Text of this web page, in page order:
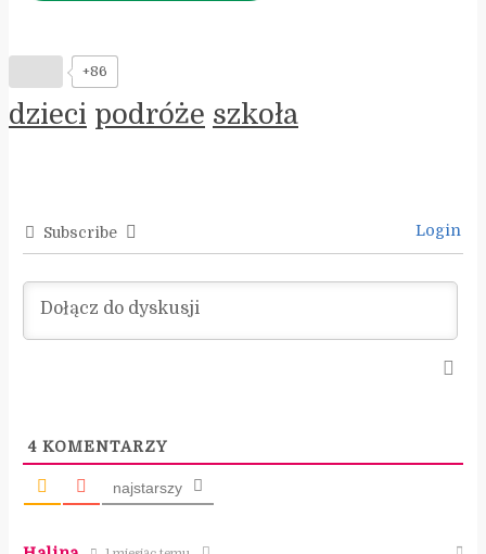
+86
dzieci podróże szkoła
Subscribe Login
4KOMENTARZY
najstarszy